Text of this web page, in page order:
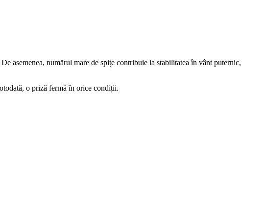
asemenea, numărul mare de spițe contribuie la stabilitatea în vânt puternic,
o priză fermă în orice condiții.